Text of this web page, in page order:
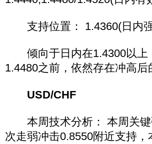
支持位置： 1.4360(日内强
倾向于日内在1.4300以上
1.4480之前，依然存在冲高后
USD/CHF
本周技术分析： 本周关键
次走弱冲击0.8550附近支持